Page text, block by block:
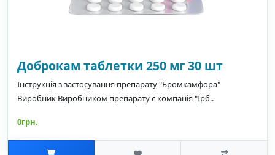
Доброкам таблетки 250 мг 30 шт
Інструкція з застосування препарату "Бромкамфора"
Виробник Виробником препарату є компанія "Ірб..
0грн.